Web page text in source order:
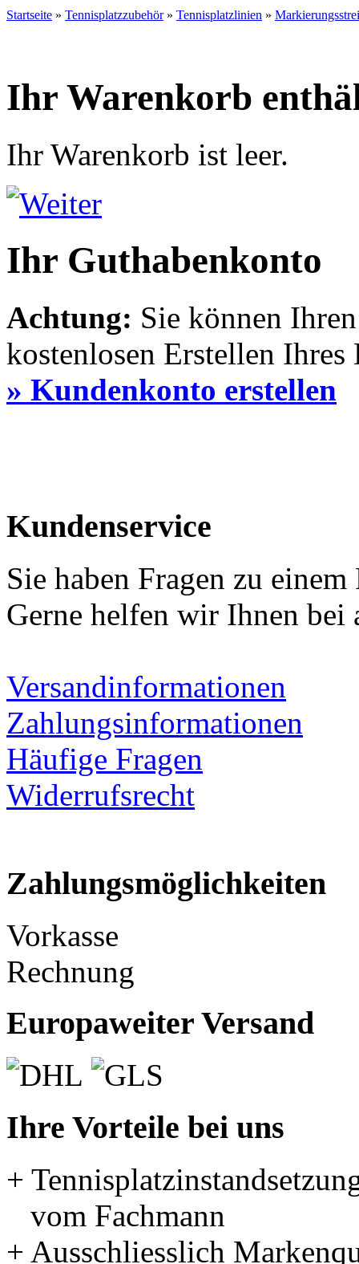
Startseite » Tennisplatzzubehör» Tennisplatzlinien »
Ihr Warenkorb
Ihr Warenkorb ist leer.
Ihr Guthabenkonto
Achtung: Sie können
kostenlosen Erstellen
» Kundenkonto erstellen
Kundenservice
Sie haben Fragen zu
Gerne helfen wir Ihnen bei
Versandinformationen
Zahlungsinformationen
Häufige Fragen
Widerrufsrecht
Zahlungsmöglichkeiten
Vorkasse
Rechnung
Europaweiter Versand
Ihre Vorteile bei uns
+
vom Fachmann
+ Ausschliesslich